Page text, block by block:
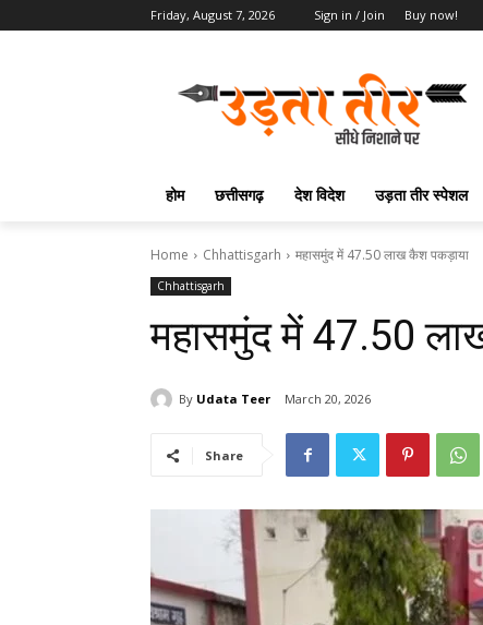
Friday, August 7, 2026 Sign in / Join Buy now!
होम छत्तीसगढ़ देश विदेश उड़ता तीर स्पेशल
Home Chhattisgarh महासमुंद में 47.50 लाख कैश पकड़ाया
Chhattisgarh
महासमुंद में 47.50
By Udata Teer March 20, 2026
Share